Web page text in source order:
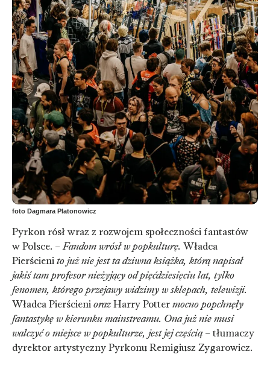
foto Dagmara Platonowicz
Pyrkon rósł wraz z rozwojem społeczności fantastów
w Polsce. – Fandom wrósł w popkulturę. Władca
Pierścieni to już nie jest ta dziwna książka, którą napisał
jakiś tam profesor nieżyjący od pięćdziesięciu lat, tylko
fenomen, którego przejawy widzimy w sklepach, telewizji.
Władca Pierścieni orazHarry Potter mocno popchnęły
fantastykę w kierunku mainstreamu. Ona już nie musi
walczyć o miejsce w popkulturze, jest jej częścią – tłumaczy
dyrektor artystyczny Pyrkonu Remigiusz Zygarowicz.